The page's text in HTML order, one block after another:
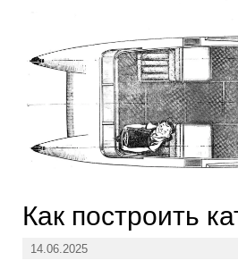
Как построить
14.06.2025